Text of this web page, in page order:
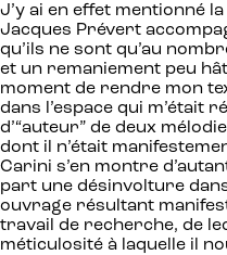
J’y ai en effet mentionné
Jacques Prévert
qu’ils ne sont qu’au
et un remaniement peu
moment de rendre mon
dans l’espace qui m’était
d’“auteur” de deux
dont il n’était
Carini s’en montre
part une désinvolture
ouvrage résultant
travail de recherche, de
méticulosité à laquelle il